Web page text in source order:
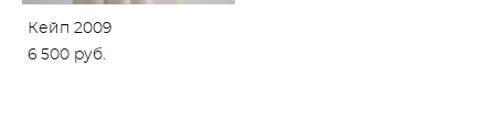
Кейп 2009
6 500 pуб.